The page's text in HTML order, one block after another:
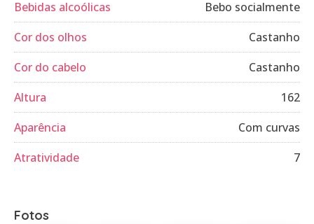
Bebidas alcoólicas
Bebo socialmente
Cor dos olhos
Castanho
Cor do cabelo
Castanho
Altura
162
Aparência
Com curvas
Atratividade
7
Fotos